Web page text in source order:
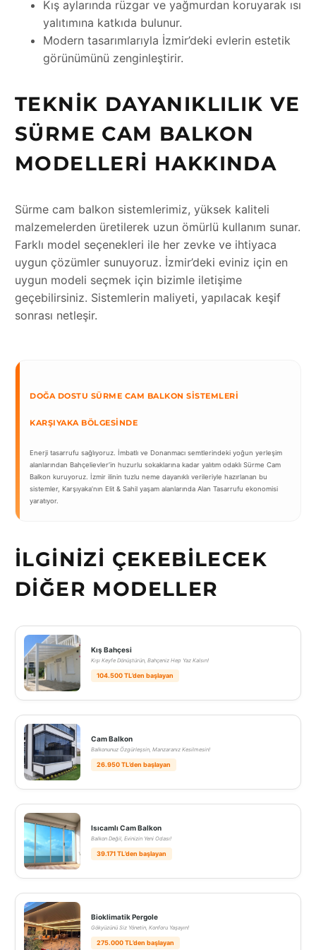
Kış aylarında rüzgar ve yağmurdan koruyarak ısı
yalıtımına katkıda bulunur.
Modern tasarımlarıyla İzmir’deki evlerin estetik
görünümünü zenginleştirir.
TEKNIK DAYANIKLILIK VE
SÜRME CAM BALKON
MODELLERI HAKKINDA
Sürme cam balkon sistemlerimiz, yüksek kaliteli
malzemelerden üretilerek uzun ömürlü kullanım sunar.
Farklı model seçenekleri ile her zevke ve ihtiyaca
uygun çözümler sunuyoruz. İzmir’deki eviniz için en
uygun modeli seçmek için bizimle iletişime
geçebilirsiniz. Sistemlerin maliyeti, yapılacak keşif
sonrası netleşir.
DOĞA DOSTU SÜRME CAM BALKON SISTEMLERI
KARŞIYAKA BÖLGESINDE
Enerji tasarrufu sağlıyoruz. İmbatlı ve Donanmacı semtlerindeki yoğun yerleşim
alanlarından Bahçelievler’in huzurlu sokaklarına kadar yalıtım odaklı Sürme Cam
Balkon kuruyoruz. İzmir ilinin tuzlu neme dayanıklı verileriyle hazırlanan bu
sistemler, Karşıyaka’nın Elit & Sahil yaşam alanlarında Alan Tasarrufu ekonomisi
yaratıyor.
İLGINIZI ÇEKEBILECEK
DIĞER MODELLER
Kış Bahçesi
Kışı Keyfe Dönüştürün, Bahçeniz Hep Yaz Kalsın!
104.500 TL’den başlayan
Cam Balkon
Balkonunuz Özgürleşsin, Manzaranız Kesilmesin!
26.950 TL’den başlayan
Isıcamlı Cam Balkon
Balkon Değil, Evinizin Yeni Odası!
39.171 TL’den başlayan
Bioklimatik Pergole
Gökyüzünü Siz Yönetin, Konforu Yaşayın!
275.000 TL’den başlayan